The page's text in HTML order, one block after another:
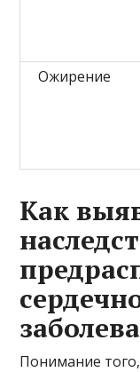
Ожирение
Как
Понимание того,